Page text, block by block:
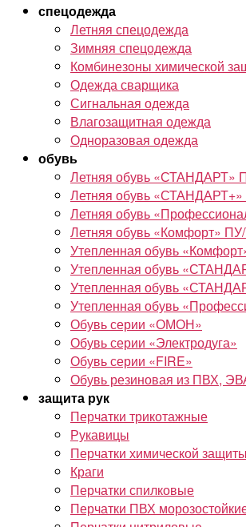
спецодежда
Летняя спецодежда
Зимняя спецодежда
Комбинезоны химической
Одежда сварщика
Сигнальная одежда
Влагозащитная одежда
Одноразовая одежда
обувь
Летняя обувь «СТАНДАРТ»
Летняя обувь
Летняя обувь
Летняя обувь «Комфорт»
Утепленная обувь
Утепленная обувь
Утепленная обувь
Утепленная обувь
Обувь серии «ОМОН»
Обувь серии «Электродуга»
Обувь серии «FIRE»
Обувь резиновая из ПВХ,
защита рук
Перчатки трикотажные
Рукавицы
Перчатки химической защиты
Краги
Перчатки спилковые
Перчатки ПВХ